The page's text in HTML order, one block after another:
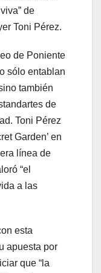
de
Toni Pérez.
de Poniente
sólo entablan
también
de
Toni Pérez
Garden’ en
línea de
“el
a las
esta
apuesta por
que “la